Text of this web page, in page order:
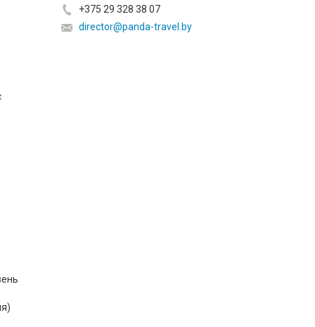
+375 29 328 38 07
director@panda-travel.by